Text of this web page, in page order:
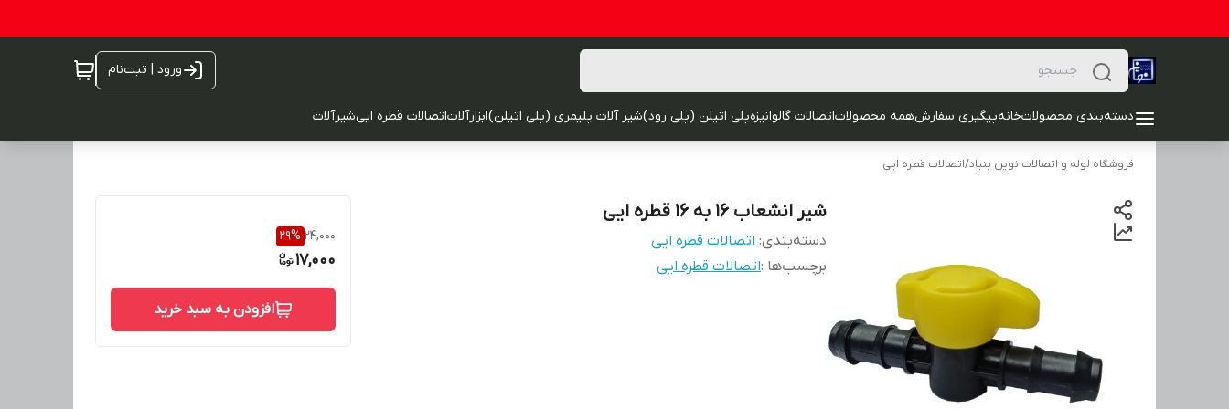
ورود | ثبت‌نام
دسته‌بندی محصولاتخانهپیگیری سفارشهمه محصولاتاتصالات گالوانیزهپلی اتیلن (پلی رود)شیر آلات پلیمری (پلی اتیلن)ابزارآلاتاتصالات قطره اییشیرآلات
فروشگاه لوله و اتصالات نوین بنیاد/اتصالات قطره ایی
شیر انشعاب 16 به 16 قطره ایی
دسته‌بندی: اتصالات قطره ایی
برچسب‌ها :اتصالات قطره ایی
24,000
29%
17,000
افزودن به سبد خرید